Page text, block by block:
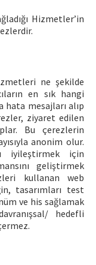
Hizmetler’in
ne şekilde
en sık hangi
mesajları alıp
ziyaret edilen
Bu çerezlerin
anonim olur.
iyileştirmek için
geliştirmek
kullanan web
tasarımları test
ve his sağlamak
hedefli